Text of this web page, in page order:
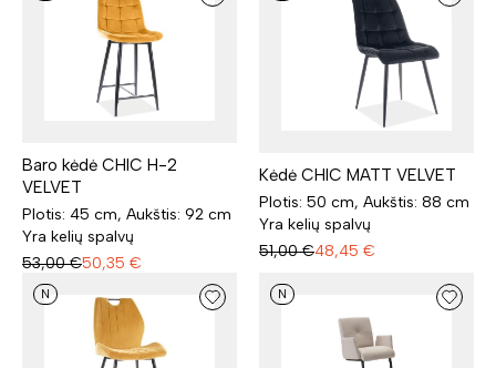
Baro kėdė CHIC H-2
VELVET
Plotis: 45 cm, Aukštis: 92 cm
Yra kelių spalvų
53,00 €50,35 €
Kėdė CHIC MATT VELVET
Plotis: 50 cm, Aukštis: 88 cm
Yra kelių spalvų
51,00 €48,45 €
N N